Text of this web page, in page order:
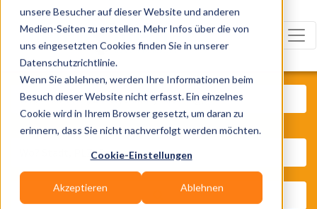
unsere Besucher auf dieser Website und anderen
Medien-Seiten zu erstellen. Mehr Infos über die von
uns eingesetzten Cookies finden Sie in unserer
Datenschutzrichtlinie.
Wenn Sie ablehnen, werden Ihre Informationen beim
Besuch dieser Website nicht erfasst. Ein einzelnes
Cookie wird in Ihrem Browser gesetzt, um daran zu
erinnern, dass Sie nicht nachverfolgt werden möchten.
Cookie-Einstellungen
Akzeptieren Ablehnen
Was? Künstler, Zelte, Bands,
Wo? Stadt, PLZ, Ort